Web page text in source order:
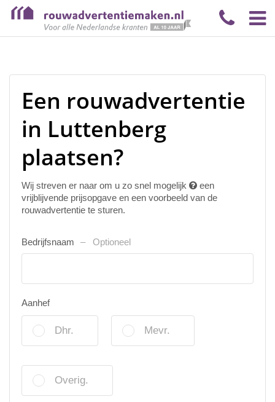
Een rouwadvertentie
in Luttenberg
plaatsen?
Wij streven er naar om u zo snel mogelijk
een
vrijblijvende prijsopgave en een voorbeeld van de
rouwadvertentie te sturen.
Bedrijfsnaam Optioneel
Aanhef
Dhr. Mevr.
Overig.